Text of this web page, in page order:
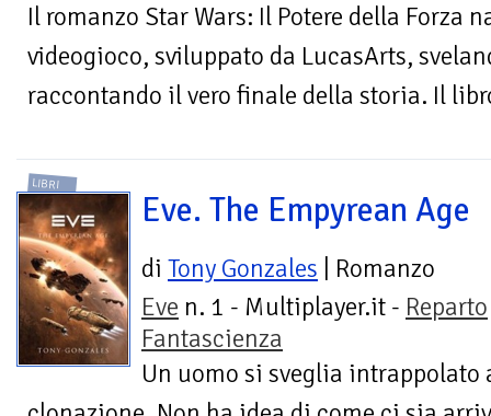
Il romanzo Star Wars: Il Potere della Forza
videogioco, sviluppato da LucasArts,
raccontando il vero finale della storia. Il
LIBRI
Eve. The Empyrean Age
di Tony Gonzales | Romanzo
Eve n. 1 - Multiplayer.it - Reparto
Fantascienza
Un uomo si sveglia intrappolato